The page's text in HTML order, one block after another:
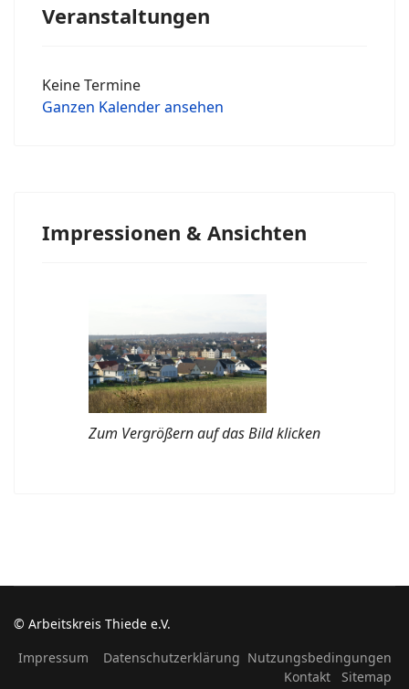
Veranstaltungen
Keine Termine
Ganzen Kalender ansehen
Impressionen & Ansichten
Zum Vergrößern auf das Bild klicken
© Arbeitskreis Thiede e.V.
Impressum
Datenschutzerklärung Nutzungsbedingungen
Kontakt
Sitemap